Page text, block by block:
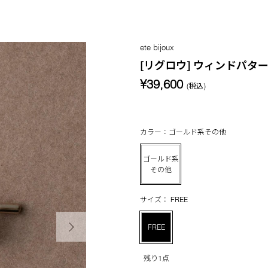
ete bijoux
[リグロウ] ウィンドパタ
¥39,600 (税込)
カラー：ゴールド系その他
ゴールド系
その他
サイズ： FREE
FREE
残り1点